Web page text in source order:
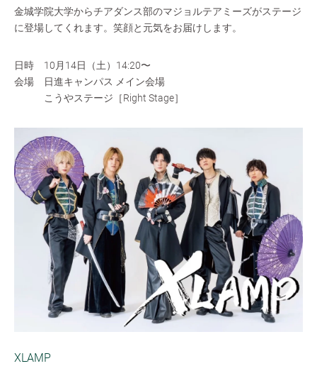
金城学院大学からチアダンス部のマジョルテアミーズがステージ
に登場してくれます。笑顔と元気をお届けします。
日時 10月14日（土）14:20〜
会場 日進キャンパス メイン会場
こうやステージ［Right Stage］
XLAMP